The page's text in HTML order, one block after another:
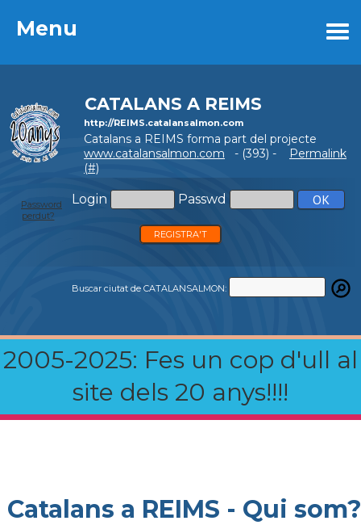
Menu
CATALANS A REIMS
http://REIMS.catalansalmon.com
Catalans a REIMS forma part del projecte
www.catalansalmon.com - (393) -
Permalink
(#)
Login Passwd
Password
perdut?
REGISTRA'T
Buscar ciutat de CATALANSALMON:
2005-2025: Fes un cop d'ull al
site dels 20 anys!!!!
Menu
Catalans a REIMS - Qui som?